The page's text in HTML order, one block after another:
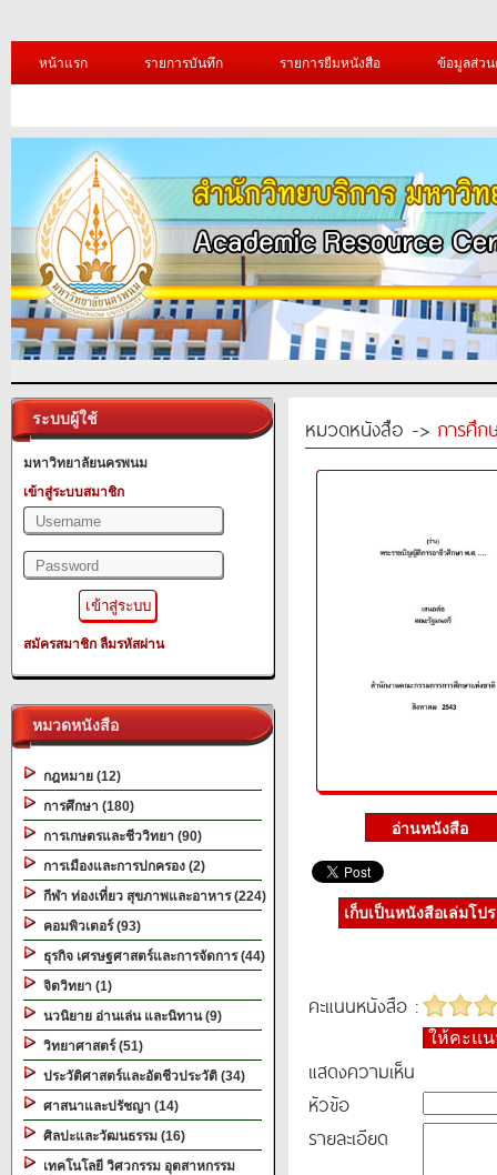
หน้าแรก รายการบันทึก รายการยืมหนังสือ ข้อมูลส่ว
ระบบผู้ใช้
มหาวิทยาลัยนครพนม
เข้าสู่ระบบสมาชิก
สมัครสมาชิก ลืมรหัสผ่าน
หมวดหนังสือ
กฎหมาย (12)
การศึกษา (180)
การเกษตรและชีววิทยา (90)
การเมืองและการปกครอง (2)
กีฬา ท่องเที่ยว สุขภาพและอาหาร (224)
คอมพิวเตอร์ (93)
ธุรกิจ เศรษฐศาสตร์และการจัดการ (44)
จิตวิทยา (1)
นวนิยาย อ่านเล่น และนิทาน (9)
วิทยาศาสตร์ (51)
ประวัติศาสตร์และอัตชีวประวัติ (34)
ศาสนาและปรัชญา (14)
ศิลปะและวัฒนธรรม (16)
เทคโนโลยี วิศวกรรม อุตสาหกรรม
หมวดหนังสือ -> การศึก
เก็บเป็นหนังสือเล่มโป
คะแนนหนังสือ :
ให้คะแ
แสดงความเห็น
หัวข้อ
รายละเอียด